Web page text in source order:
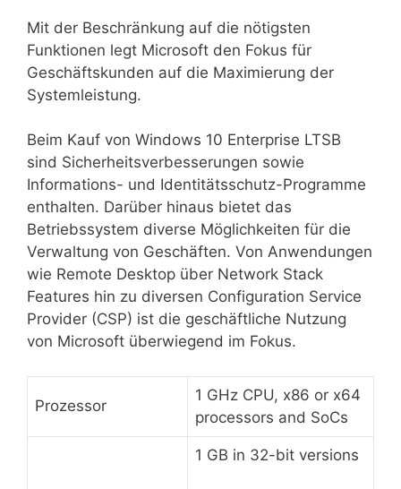
Mit der Beschränkung auf die nötigsten
Funktionen legt Microsoft den Fokus für
Geschäftskunden auf die Maximierung der
Systemleistung.
Beim Kauf von Windows 10 Enterprise LTSB
sind Sicherheitsverbesserungen sowie
Informations- und Identitätsschutz-Programme
enthalten. Darüber hinaus bietet das
Betriebssystem diverse Möglichkeiten für die
Verwaltung von Geschäften. Von Anwendungen
wie Remote Desktop über Network Stack
Features hin zu diversen Configuration Service
Provider (CSP) ist die geschäftliche Nutzung
von Microsoft überwiegend im Fokus.
Prozessor
1 GHz CPU, x86 or x64
processors and SoCs
1 GB in 32-bit versions